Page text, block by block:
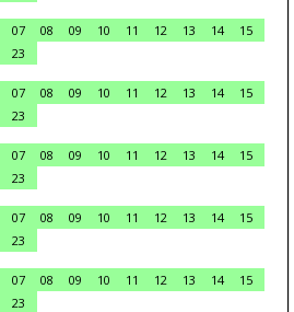
07 08 09 10 11 12 13 14
15
23
07 08 09 10 11 12 13 14
15
23
07 08 09 10 11 12 13 14
15
23
07 08 09 10 11 12 13 14
15
23
07 08 09 10 11 12 13 14
15
23